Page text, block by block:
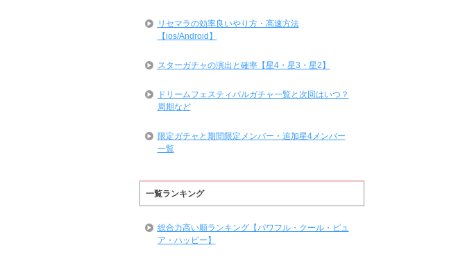
リセマラの効率良いやり方・高速方法
【ios/Android】
スターガチャの演出と確率【星4・星3・星2】
ドリームフェスティバルガチャ一覧と次回はいつ？
周期など
限定ガチャと期間限定メンバー・追加星4メンバー
一覧
一覧ランキング
総合力高い順ランキング【パワフル・クール・ピュ
ア・ハッピー】